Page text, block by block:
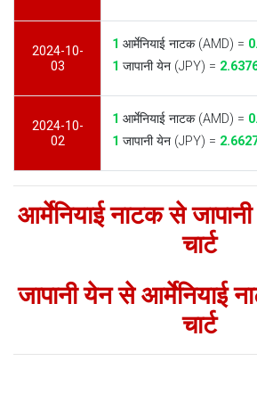
2024-10-
03
1 आर्मेनियाई नाटक (AMD) =
1 जापानी येन (JPY) =
2024-10-
02
1 आर्मेनियाई नाटक (AMD) =
1 जापानी येन (JPY) =
आर्मेनियाई नाटक से
चार्ट
जापानी येन से आर्मेनियाई
चार्ट